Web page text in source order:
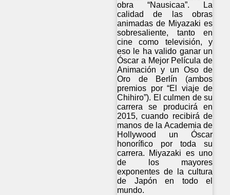
obra “Nausicaa”. La
calidad de las obras
animadas de Miyazaki es
sobresaliente, tanto en
cine como televisión, y
eso le ha valido ganar un
Óscar a Mejor Película de
Animación y un Oso de
Oro de Berlín (ambos
premios por “El viaje de
Chihiro”). El culmen de su
carrera se producirá en
2015, cuando recibirá de
manos de la Academia de
Hollywood un Óscar
honorífico por toda su
carrera. Miyazaki es uno
de los mayores
exponentes de la cultura
de Japón en todo el
mundo.